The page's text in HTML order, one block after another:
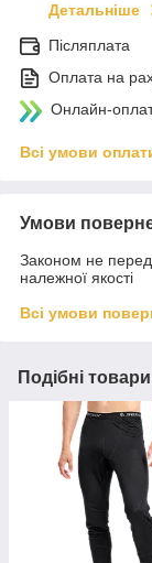
Детальніше
Післяплата
Оплата на
Онлайн-
Всі умови
Умови
Законом не
належної якості
Всі умови
Подібні